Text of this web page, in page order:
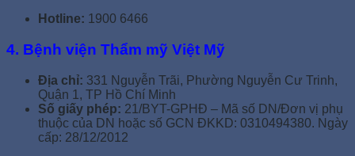
Hotline: 1900 6466
4. Bệnh viện Thẩm mỹ Việt Mỹ
Địa chỉ: 331 Nguyễn Trãi, Phường Nguyễn Cư Trinh,
Quận 1, TP Hồ Chí Minh
Số giấy phép: 21/BYT-GPHĐ – Mã số DN/Đơn vị phụ
thuộc của DN hoặc số GCN ĐKKD: 0310494380. Ngày
cấp: 28/12/2012